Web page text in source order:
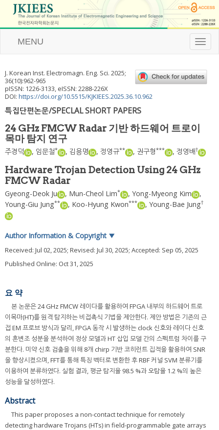
T
o
l
e
t
i
n
MENU
J. Korean Inst. Electromagn. Eng. Sci. 2025;
36(10):962-965
pISSN: 1226-3133, eISSN: 2288-226X
DOI: https://doi.org/10.5515/KJKIEES.2025.36.10.962
특집단편논문/SPECLAL SHORT PAPERS
24 GHz FMCW Radar 기반 하드웨어 트로이
목마 탐지 연구
주경덕 , 임문철* , 김용명 , 정영규** , 권구형*** , 정영배†
Hardware Trojan Detection Using 24 GHz
FMCW Radar
Gyeong-Deok Ju , Mun-Cheol Lim* , Yong-Myeong Kim
,
Young-Giu Jung** , Koo-Hyung Kwon*** , Young-Bae Jung†
Author Information & Copyright ▼
Received: Jul 02, 2025; Revised: Jul 30, 2025; Accepted: Sep 05, 2025
Published Online: Oct 31, 2025
요 약
본 논문은 24 GHz FMCW 레이다를 활용하여 FPGA 내부의 하드웨어 트로
이목마(HT)를 원격 탐지하는 비접촉식 기법을 제안한다. 제안 방법은 기존의 근
접 EM 프로브 방식과 달리, FPGA 동작 시 발생하는 clock 신호와 레이다 신호
의 혼변조 성분을 분석하여 정상 모델과 HT 삽입 모델 간의 스펙트럼 차이를 구
분한다. 미약 신호 검출을 위해 8개 chirp 기반 코히런트 집적을 활용하여 SNR
을 향상시켰으며, FFT를 통해 특징 벡터로 변환한 후 RBF 커널 SVM 분류기를
이용하여 분류하였다. 실험 결과, 평균 탐지율 98.5 %과 오탐율 1.2 %의 높은
성능을 달성하였다.
Abstract
This paper proposes a non-contact technique for remotely
detecting hardware Trojans (HTs) in field-programmable gate arrays